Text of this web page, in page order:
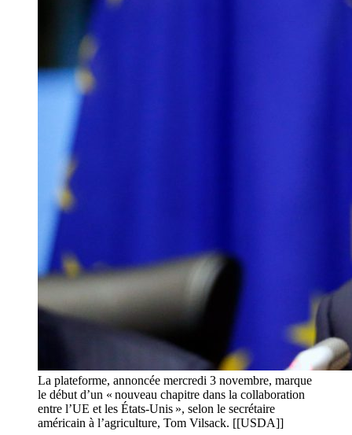
La plateforme, annoncée mercredi 3 novembre, marque
le début d’un « nouveau chapitre dans la collaboration
entre l’UE et les États-Unis », selon le secrétaire
américain à l’agriculture, Tom Vilsack. [[USDA]]